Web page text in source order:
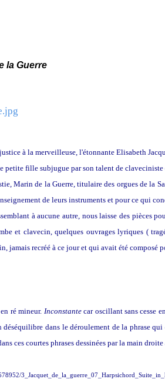
Guerre
à la merveilleuse, l'étonnante Elisabeth
petite fille subjugue par son talent de
Marin de la Guerre, titulaire des orgues de la
de leurs instruments et pour ce qui
à aucune autre, nous laisse des pièces
et clavecin, quelques ouvrages lyriques (
jamais recréé à ce jour et qui avait été composé
ré mineur. Inconstantecar oscillant sans cesse
dans le déroulement de la phrase
ces courtes phrases dessinées par la main